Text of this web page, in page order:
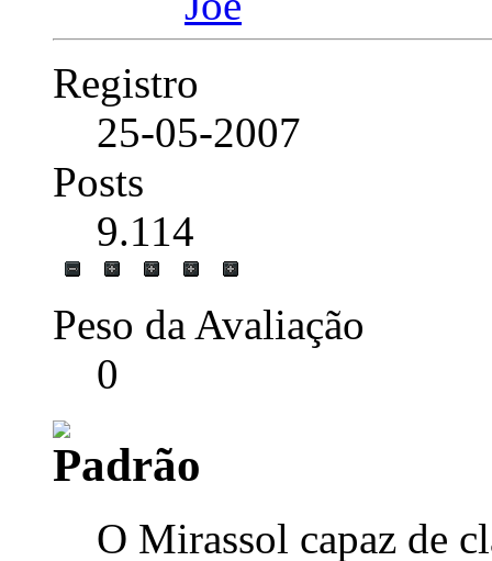
Registro
25-05-2007
Posts
9.114
Peso da Avaliação
0
O Mirassol capaz de